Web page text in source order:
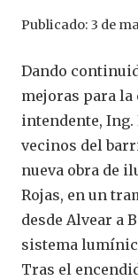
Publicado: 3 de
Dando
mejoras para la
intendente, Ing.
vecinos del
nueva obra de
Rojas, en un
desde Alvear a
sistema
Tras el